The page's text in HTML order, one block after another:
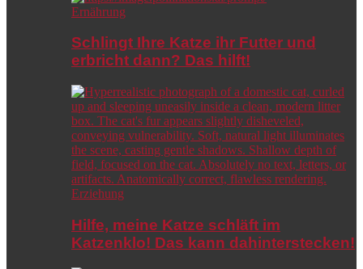
Ernährung
Schlingt Ihre Katze ihr Futter und
erbricht dann? Das hilft!
Erziehung
Hilfe, meine Katze schläft im
Katzenklo! Das kann dahinterstecken!